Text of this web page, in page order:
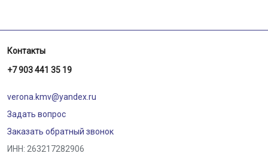
Контакты
+7 903 441 35 19
verona.kmv@yandex.ru
Задать вопрос
Заказать обратный звонок
ИНН: 263217282906